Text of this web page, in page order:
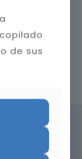
de sus